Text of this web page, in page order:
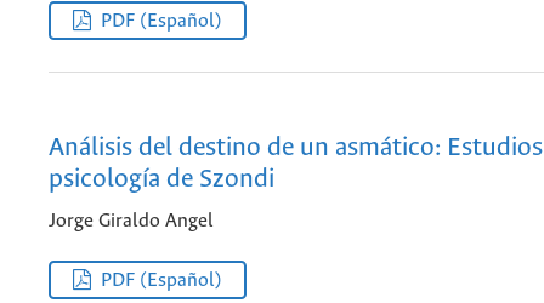
PDF (Español)
Análisis del destino de un asmático:
psicología de Szondi
Jorge Giraldo Angel
PDF (Español)